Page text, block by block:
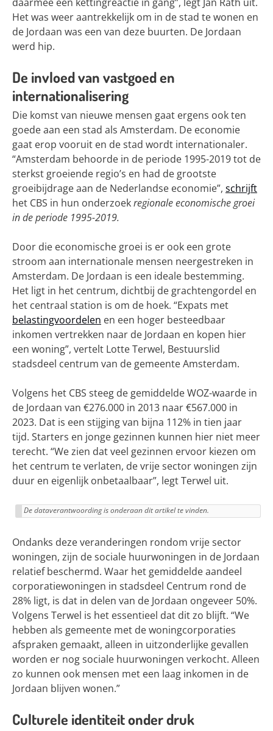
Het was weer aantrekkelijk om in de stad te wonen en
de Jordaan was een van deze buurten. De Jordaan
werd hip.
De invloed van vastgoed en
internationalisering
Die komst van nieuwe mensen gaat ergens ook ten
goede aan een stad als Amsterdam. De economie
gaat erop vooruit en de stad wordt internationaler.
“Amsterdam behoorde in de periode 1995-2019 tot de
sterkst groeiende regio’s en had de grootste
groeibijdrage aan de Nederlandse economie”, schrijft
het CBS in hun onderzoekregionale economische groei
in de periode 1995-2019.
Door die economische groei is er ook een grote
stroom aan internationale mensen neergestreken in
Amsterdam. De Jordaan is een ideale bestemming.
Het ligt in het centrum, dichtbij de grachtengordel en
het centraal station is om de hoek. “Expats met
belastingvoordelen en een hoger besteedbaar
inkomen vertrekken naar de Jordaan en kopen hier
een woning”, vertelt Lotte Terwel, Bestuurslid
stadsdeel centrum van de gemeente Amsterdam.
Volgens het CBS steeg de gemiddelde WOZ-waarde in
de Jordaan van €276.000 in 2013 naar €567.000 in
2023. Dat is een stijging van bijna 112% in tien jaar
tijd. Starters en jonge gezinnen kunnen hier niet meer
terecht. “We zien dat veel gezinnen ervoor kiezen om
het centrum te verlaten, de vrije sector woningen zijn
duur en eigenlijk onbetaalbaar”, legt Terwel uit.
De dataverantwoording is onderaan dit artikel te vinden.
Ondanks deze veranderingen rondom vrije sector
woningen, zijn de sociale huurwoningen in de Jordaan
relatief beschermd. Waar het gemiddelde aandeel
corporatiewoningen in stadsdeel Centrum rond de
28% ligt, is dat in delen van de Jordaan ongeveer 50%.
Volgens Terwel is het essentieel dat dit zo blijft. “We
hebben als gemeente met de woningcorporaties
afspraken gemaakt, alleen in uitzonderlijke gevallen
worden er nog sociale huurwoningen verkocht. Alleen
zo kunnen ook mensen met een laag inkomen in de
Jordaan blijven wonen.”
Culturele identiteit onder druk